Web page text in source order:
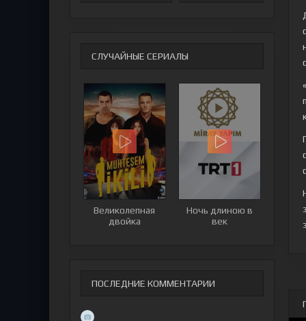
СЛУЧАЙНЫЕ СЕРИАЛЫ
Великолепная
двойка
Ночь длиною в
век
ПОСЛЕДНИЕ КОММЕНТАРИИ